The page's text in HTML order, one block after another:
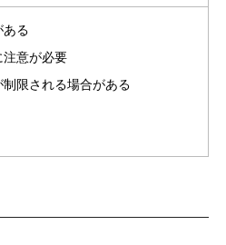
ある
注意が必要
限される場合がある